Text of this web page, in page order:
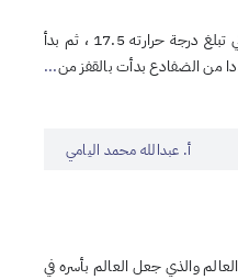
العالم الألماني فريدريك قولتز أحضر عددا من الضفادع ووضعهن في وعاء مائي تبلغ درجة حرارته 17.5 ، ثم بدأ
...
أ. عبدالله محمد اليامي
والذي جعل العالم بأسره في